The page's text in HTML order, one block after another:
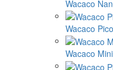
Wacaco
Wacaco
Wacaco